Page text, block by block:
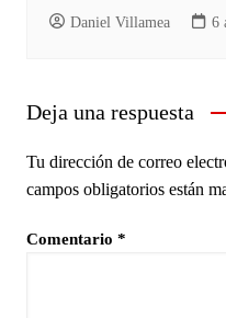
Daniel Villamea 6
Deja una respuesta
Tu dirección de correo
campos obligatorios están
Comentario *